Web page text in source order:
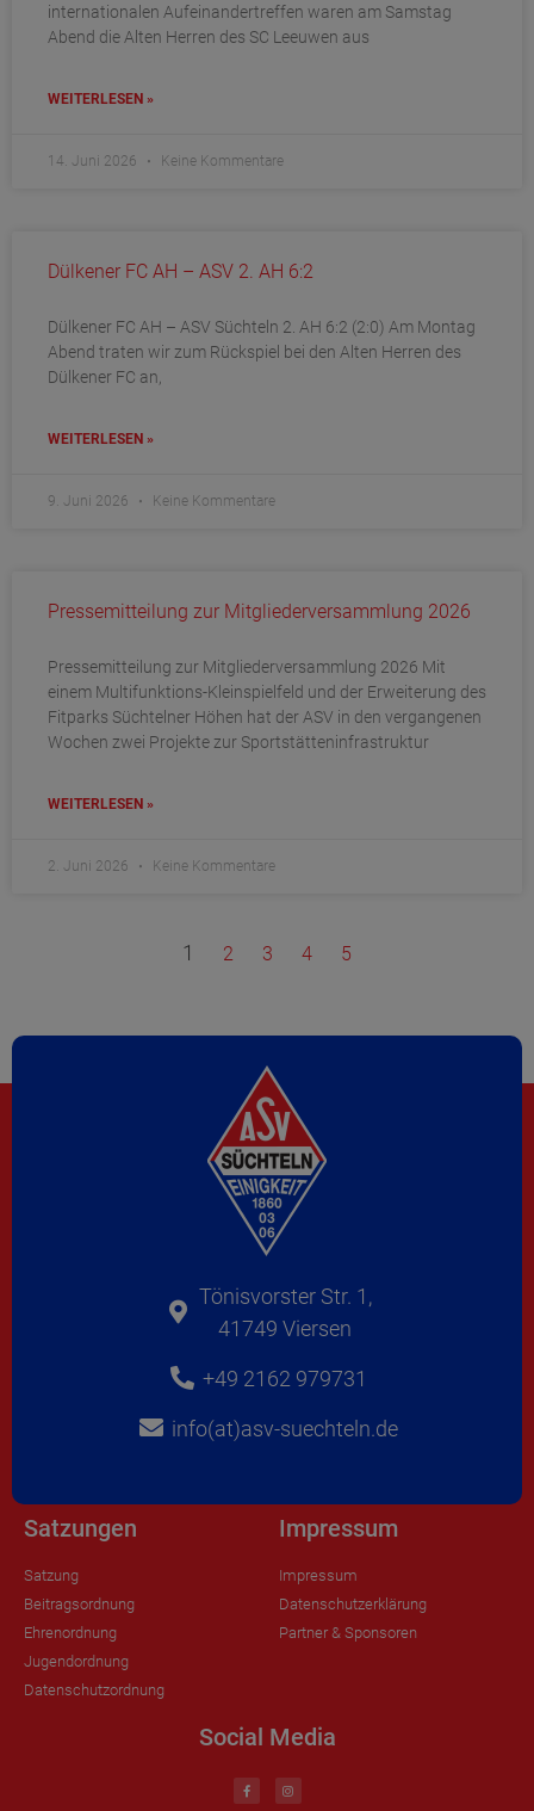
internationalen Aufeinandertreffen waren am Samstag
Abend die Alten Herren des SC Leeuwen aus
WEITERLESEN »
14. Juni 2026 Keine Kommentare
Dülkener FC AH – ASV 2. AH 6:2
Dülkener FC AH – ASV Süchteln 2. AH 6:2 (2:0) Am Montag
Abend traten wir zum Rückspiel bei den Alten Herren des
Dülkener FC an,
WEITERLESEN »
9. Juni 2026 Keine Kommentare
Pressemitteilung zur Mitgliederversammlung 2026
Pressemitteilung zur Mitgliederversammlung 2026 Mit
einem Multifunktions-Kleinspielfeld und der Erweiterung des
Fitparks Süchtelner Höhen hat der ASV in den vergangenen
Wochen zwei Projekte zur Sportstätteninfrastruktur
WEITERLESEN »
2. Juni 2026 Keine Kommentare
1 2 3 4 5
Tönisvorster Str. 1,
41749 Viersen
+49 2162 979731
info(at)asv-suechteln.de
Satzungen
Satzung
Beitragsordnung
Ehrenordnung
Jugendordnung
Datenschutzordnung
Impressum
Impressum
Datenschutzerklärung
Partner & Sponsoren
Social Media